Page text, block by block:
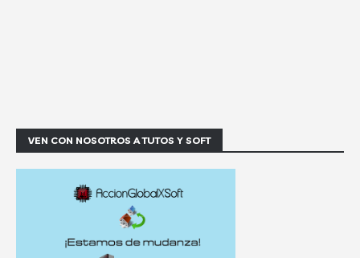
VEN CON NOSOTROS A TUTOS Y SOFT